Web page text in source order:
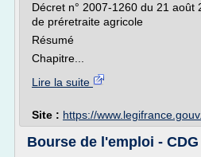
Décret n° 2007-1260 du 21 août
de préretraite agricole
Résumé
Chapitre...
Lire la suite
Site : https://
Bourse de l'emploi -